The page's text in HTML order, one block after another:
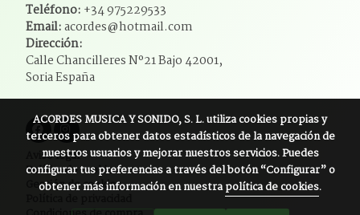
Teléfono: +34 975229533
Email:acordes@hotmail.com
Dirección:
Calle Chancilleres Nº21 Bajo 42001,
Soria España
Aviso legal
Política de cookies
Gestión de cookies
ACORDES MUSICA Y SONIDO, S. L.utiliza cookies propias y
terceros para obtener datos estadísticos de la navegación de
nuestros usuarios y mejorar nuestros servicios. Puedes
configurar tus preferencias a través del botón “Configurar” o
obtener más información en nuestrapolítica de cookies.